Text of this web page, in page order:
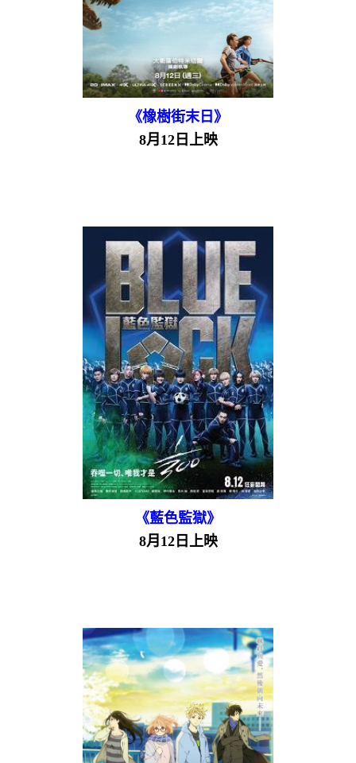
《橡樹街末日》
8月12日上映
《藍色監獄》
8月12日上映